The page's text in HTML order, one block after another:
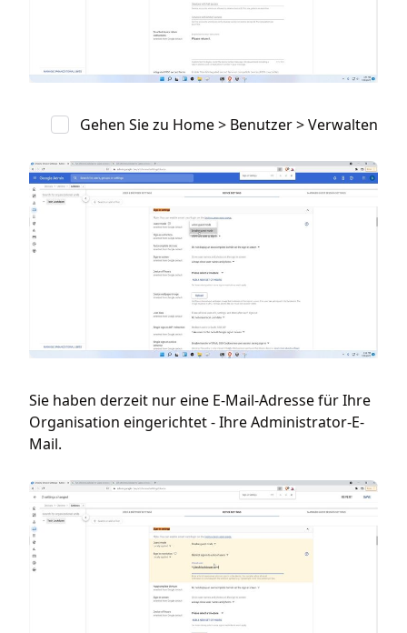
Gehen Sie zu Home > Benutzer > Verwalten
Sie haben derzeit nur eine E-Mail-Adresse für Ihre
Organisation eingerichtet - Ihre Administrator-E-
Mail.